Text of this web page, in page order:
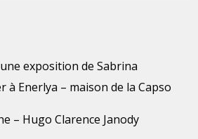
exposition de Sabrina
Enerlya – maison de la Capso
– Hugo Clarence Janody